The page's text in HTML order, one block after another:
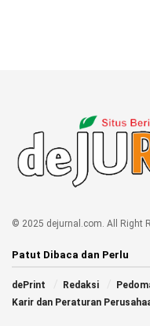
© 2025 dejurnal.com. All Right
Patut Dibaca dan Perlu
dePrint Redaksi
Karir dan Peraturan